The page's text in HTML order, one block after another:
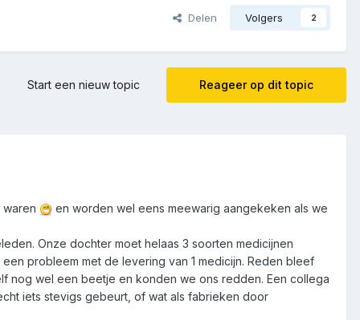
Delen Volgers 2
Reageer op dit topic
Start een nieuw topic
en worden wel eens meewarig aangekeken als we
Onze dochter moet helaas 3 soorten medicijnen
probleem met de levering van 1 medicijn. Reden bleef
nog wel een beetje en konden we ons redden. Een collega
iets stevigs gebeurt, of wat als fabrieken door